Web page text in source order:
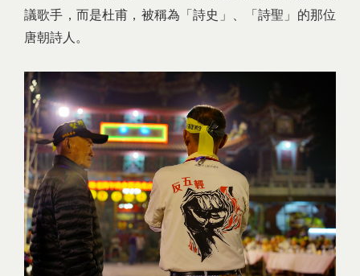
議歌手，而是杜甫，被稱為「詩史」、「詩聖」的那位
唐朝詩人。